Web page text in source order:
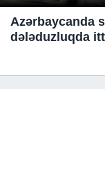
Azərbaycanda
dələduzluqda